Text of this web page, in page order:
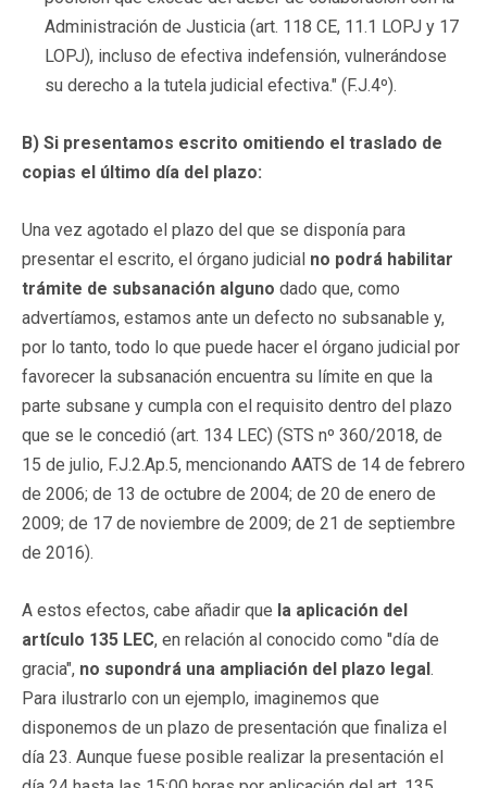
Administración de Justicia (art. 118 CE, 11.1 LOPJ y 17
LOPJ), incluso de efectiva indefensión, vulnerándose
su derecho a la tutela judicial efectiva." (F.J.4º).
B) Si presentamos escrito omitiendo el traslado de
copias el último día del plazo:
Una vez agotado el plazo del que se disponía para
presentar el escrito, el órgano judicial no podrá habilitar
trámite de subsanación alguno dado que, como
advertíamos, estamos ante un defecto no subsanable y,
por lo tanto, todo lo que puede hacer el órgano judicial por
favorecer la subsanación encuentra su límite en que la
parte subsane y cumpla con el requisito dentro del plazo
que se le concedió (art. 134 LEC) (STS nº 360/2018, de
15 de julio, F.J.2.Ap.5, mencionando AATS de 14 de febrero
de 2006; de 13 de octubre de 2004; de 20 de enero de
2009; de 17 de noviembre de 2009; de 21 de septiembre
de 2016).
A estos efectos, cabe añadir que la aplicación del
artículo 135 LEC, en relación al conocido como "día de
gracia", no supondrá una ampliación del plazo legal.
Para ilustrarlo con un ejemplo, imaginemos que
disponemos de un plazo de presentación que finaliza el
día 23. Aunque fuese posible realizar la presentación el